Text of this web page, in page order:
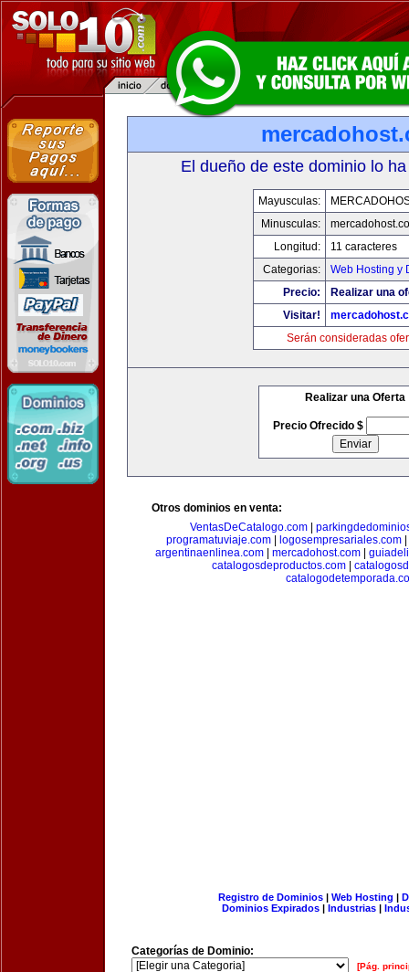
El dueño de este dominio lo
Mayusculas:
Minusculas:
Longitud:
11 caracteres
Categorias:
Web Hosting y
Precio:
Realizar una
Visitar!
Serán consideradas
Realizar una Oferta
Precio Ofrecido $
Otros dominios en venta:
VentasDeCatalogo.com|
programatuviaje.com| logosempresariales.com|
argentinaenlinea.com| mercadohost.com|
catalogosdeproductos.com
Registro de Dominios| Web Hosting |
Dominios Expirados | Industrias |
Categorías de Dominio:
[Pág.